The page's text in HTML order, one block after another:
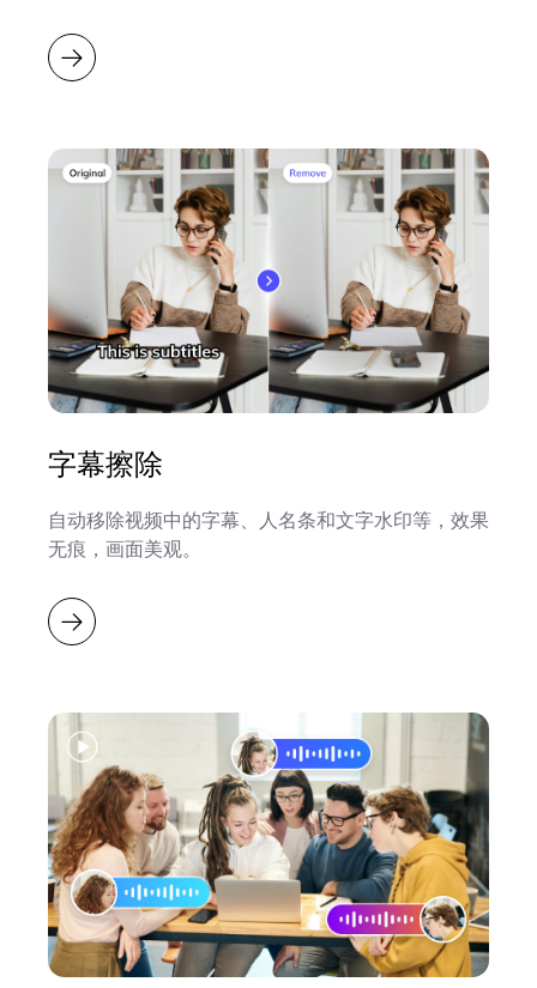
字幕擦除
自动移除视频中的字幕、人名条和文字水印等，效果
无痕，画面美观。